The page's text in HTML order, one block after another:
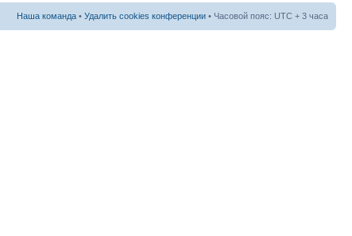
Наша команда • Удалить cookies конференции • Часовой пояс: UTC + 3 часа